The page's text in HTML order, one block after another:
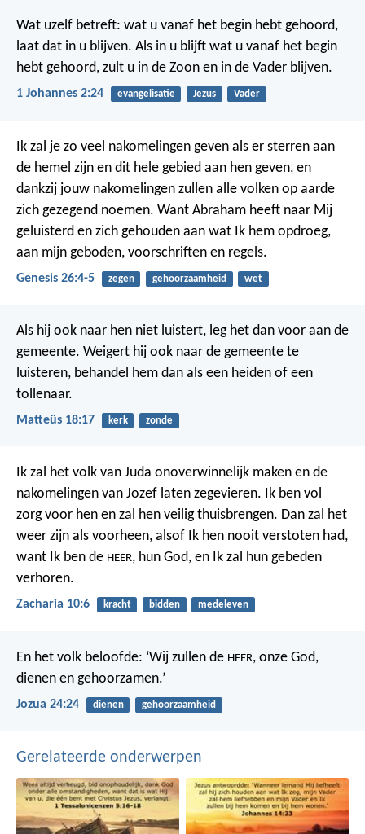
Wat uzelf betreft: wat u vanaf het begin hebt gehoord,
laat dat in u blijven. Als in u blijft wat u vanaf het begin
hebt gehoord, zult u in de Zoon en in de Vader blijven.
1 Johannes 2:24 evangelisatie Jezus Vader
Ik zal je zo veel nakomelingen geven als er sterren aan
de hemel zijn en dit hele gebied aan hen geven, en
dankzij jouw nakomelingen zullen alle volken op aarde
zich gezegend noemen. Want Abraham heeft naar Mij
geluisterd en zich gehouden aan wat Ik hem opdroeg,
aan mijn geboden, voorschriften en regels.
Genesis 26:4-5 zegen gehoorzaamheid wet
Als hij ook naar hen niet luistert, leg het dan voor aan de
gemeente. Weigert hij ook naar de gemeente te
luisteren, behandel hem dan als een heiden of een
tollenaar.
Matteüs 18:17 kerk zonde
Ik zal het volk van Juda onoverwinnelijk maken en de
nakomelingen van Jozef laten zegevieren. Ik ben vol
zorg voor hen en zal hen veilig thuisbrengen. Dan zal het
weer zijn als voorheen, alsof Ik hen nooit verstoten had,
want Ik ben de HEER, hun God, en Ik zal hun gebeden
verhoren.
Zacharia 10:6 kracht bidden medeleven
En het volk beloofde: ‘Wij zullen de HEER, onze God,
dienen en gehoorzamen.’
Jozua 24:24 dienen gehoorzaamheid
Gerelateerde onderwerpen